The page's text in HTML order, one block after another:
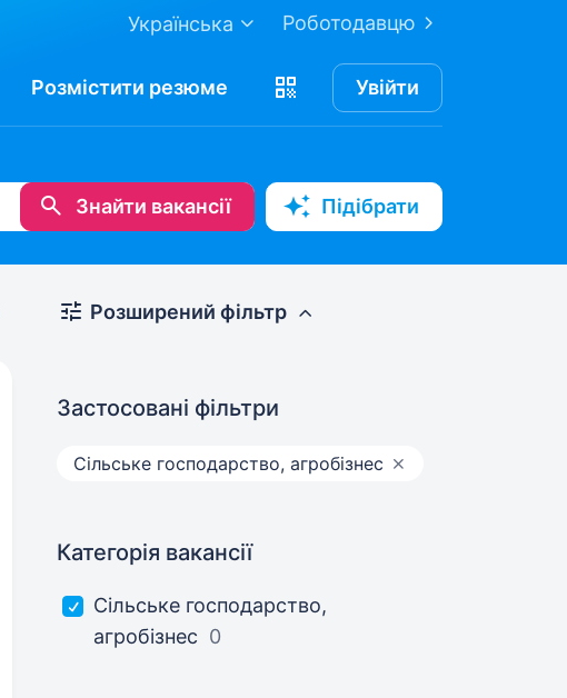
Роботодавцю
Українська
Розмістити резюме Увійти
Знайти вакансії Підібрати
Розширений фільтр
Застосовані фільтри
Сільське господарство, агробізнес
Категорія вакансії
Сільське господарство,
агробізнес 0